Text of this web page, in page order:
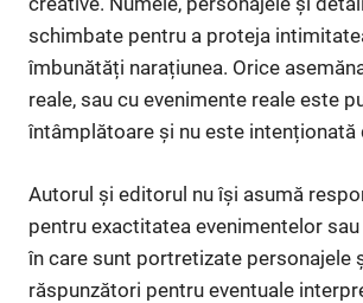
schimbate pentru a proteja
îmbunătăți narațiunea. Orice
reale, sau cu evenimente reale este
întâmplătoare și nu este intenționată
Autorul și editorul nu își asumă
pentru exactitatea evenimentelor
în care sunt portretizate personajele
răspunzători pentru eventuale